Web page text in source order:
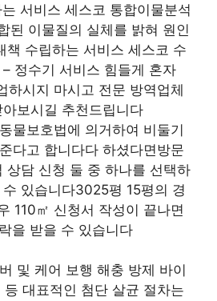
서비스 세스코 통합이물분석
된 이물질의 실체를 밝혀 원인
책 수립하는 서비스 세스코 수
정수기 서비스 힘들게 혼자
하시지 마시고 전문 방역업체
보시길 추천드립니다
물보호법에 의거하여 비둘기
다고 합니다다 하셨다면방문
상담 신청 둘 중 하나를 선택하
있습니다3025평 15평의 경
110㎡ 신청서 작성이 끝나면
을 받을 수 있습니다
및 케어 보행 해충 방제 바이
대표적인 첨단 살균 절차는